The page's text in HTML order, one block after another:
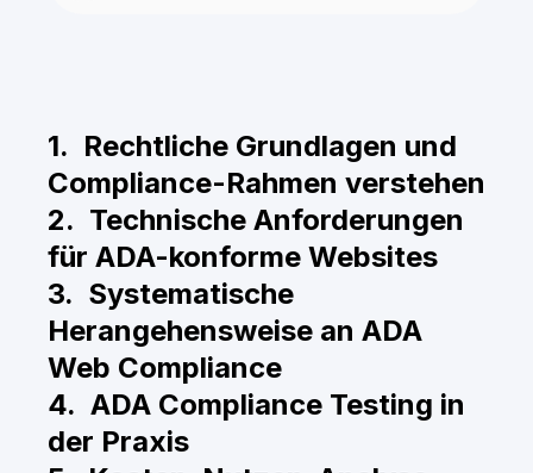
1. Rechtliche Grundlagen und
Compliance-Rahmen verstehen
2. Technische Anforderungen
für ADA-konforme Websites
3. Systematische
Herangehensweise an ADA
Web Compliance
4. ADA Compliance Testing in
der Praxis